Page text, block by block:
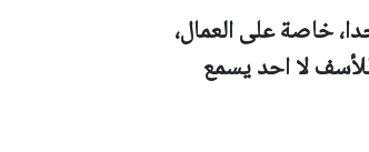
خاصة على العمال،
لا احد يسمع